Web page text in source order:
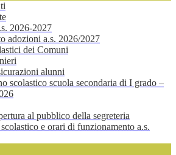
2026-2027
adozioni a.s. 2026/2027
dei Comuni
alunni
scolastico scuola secondaria di I grado –
al pubblico della segreteria
e orari di funzionamento a.s.